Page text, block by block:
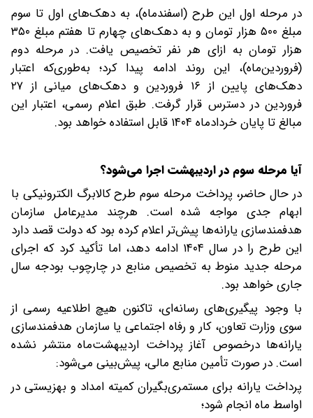
در مرحله اول این طرح (اسفندماه)، به دهک‌های اول تا سوم
مبلغ ۵۰۰ هزار تومان و به دهک‌های چهارم تا هفتم مبلغ ۳۵۰
هزار تومان به ازای هر نفر تخصیص یافت. در مرحله دوم
(فروردین‌ماه)، این روند ادامه پیدا کرد؛ به‌طوری‌که اعتبار
دهک‌های پایین از ۱۶ فروردین و دهک‌های میانی از ۲۷
فروردین در دسترس قرار گرفت. طبق اعلام رسمی، اعتبار این
مبالغ تا پایان خردادماه ۱۴۰۴ قابل استفاده خواهد بود.
آیا مرحله سوم در اردیبهشت اجرا می‌شود؟
در حال حاضر، پرداخت مرحله سوم طرح کالابرگ الکترونیکی با
ابهام جدی مواجه شده است. هرچند مدیرعامل سازمان
هدفمندسازی یارانه‌ها پیش‌تر اعلام کرده بود که دولت قصد دارد
این طرح را در سال ۱۴۰۴ ادامه دهد، اما تأکید کرد که اجرای
مرحله جدید منوط به تخصیص منابع در چارچوب بودجه سال
جاری خواهد بود.
با وجود پیگیری‌های رسانه‌ای، تاکنون هیچ اطلاعیه رسمی از
سوی وزارت تعاون، کار و رفاه اجتماعی یا سازمان هدفمندسازی
یارانه‌ها درخصوص آغاز پرداخت اردیبهشت‌ماه منتشر نشده
است. در صورت تأمین منابع مالی، پیش‌بینی می‌شود:
پرداخت یارانه برای مستمری‌بگیران کمیته امداد و بهزیستی در
اواسط ماه انجام شود؛